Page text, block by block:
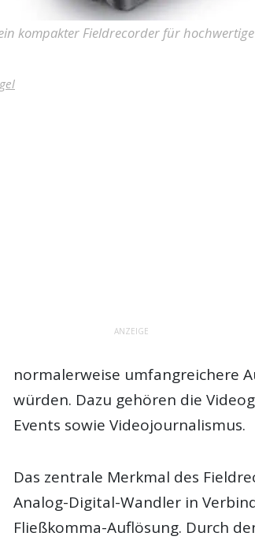
ein kompakter Fieldrecorder für
ANZEIGE
normalerweise umfangreichere
würden. Dazu gehören die
Events sowie Videojournalismus.
Das zentrale Merkmal des
Analog-Digital-Wandler in
Fließkomma-Auflösung. Durch